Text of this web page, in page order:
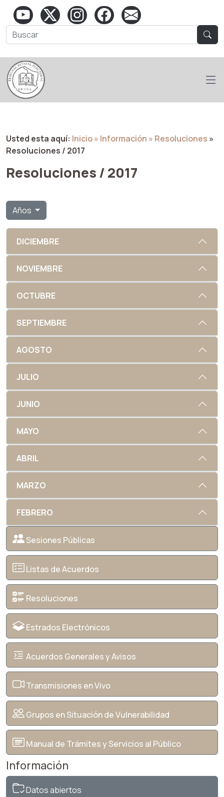
Usted esta aquí: Inicio» Información » Resoluciones »
Resoluciones / 2017
Resoluciones / 2017
Años
DICIEMBRE
NOVIEMBRE
OCTUBRE
SEPTIEMBRE
AGOSTO
JULIO
JUNIO
MAYO
ABRIL
MARZO
FEBRERO
Sesiones Públicas
Listas de Acuerdos
Resoluciones
Estrados Electrónicos
Acuerdos Generales y Avisos
Transmisiones en Vivo
Grupos en Situación de Vulnerabilidad
Manual de Trámites y Servicios al Público
Información
Datos abiertos